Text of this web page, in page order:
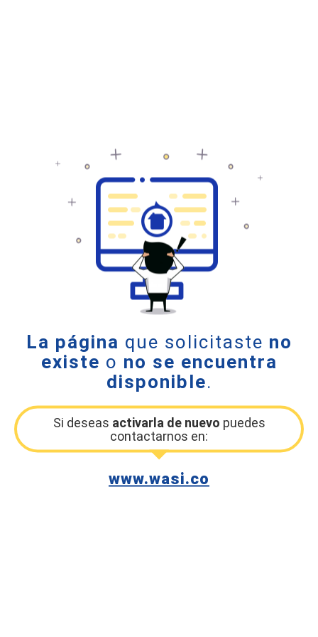
La página que solicitaste no
existe o no se encuentra
disponible.
Si deseas activarla de nuevo puedes
contactarnos en:
www.wasi.co